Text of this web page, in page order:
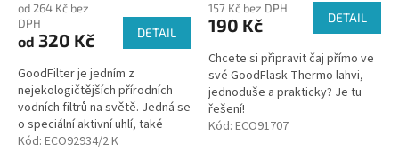
od 264 Kč bez
DPH
od 320 Kč DETAIL
GoodFilter je jedním z
nejekologičtějších přírodních
vodních filtrů na světě. Jedná se
o speciální aktivní uhlí, také
známé jako Kishu Binchotan,
Kód: ECO92934/2 K
157 Kč bez DPH
190 Kč DETAIL
Chcete si připravit čaj přímo ve
své GoodFlask Thermo lahvi,
jednoduše a prakticky? Je tu
řešení!
Kód: ECO91707